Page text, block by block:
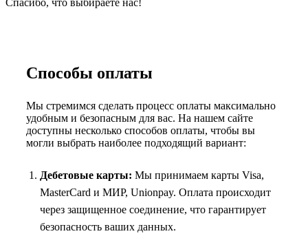
Спасибо, что выбираете нас!
Способы оплаты
Мы стремимся сделать процесс оплаты максимально
удобным и безопасным для вас. На нашем сайте
доступны несколько способов оплаты, чтобы вы
могли выбрать наиболее подходящий вариант:
Дебетовые карты: Мы принимаем карты Visa,
MasterCard и МИР, Unionpay. Оплата происходит
через защищенное соединение, что гарантирует
безопасность ваших данных.